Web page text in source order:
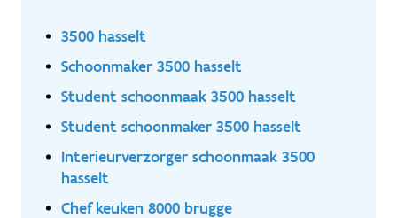
behoren
3500 hasselt
Schoonmaker 3500 hasselt
Student schoonmaak 3500 hasselt
Student schoonmaker 3500 hasselt
Interieurverzorger schoonmaak 3500
hasselt
Chef keuken 8000 brugge